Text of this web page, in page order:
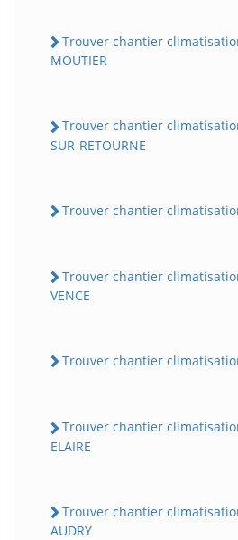
Trouver chantier
MOUTIER
Trouver chantier
SUR-RETOURNE
Trouver chantier
Trouver chantier
VENCE
Trouver chantier
Trouver chantier
ELAIRE
Trouver chantier
AUDRY